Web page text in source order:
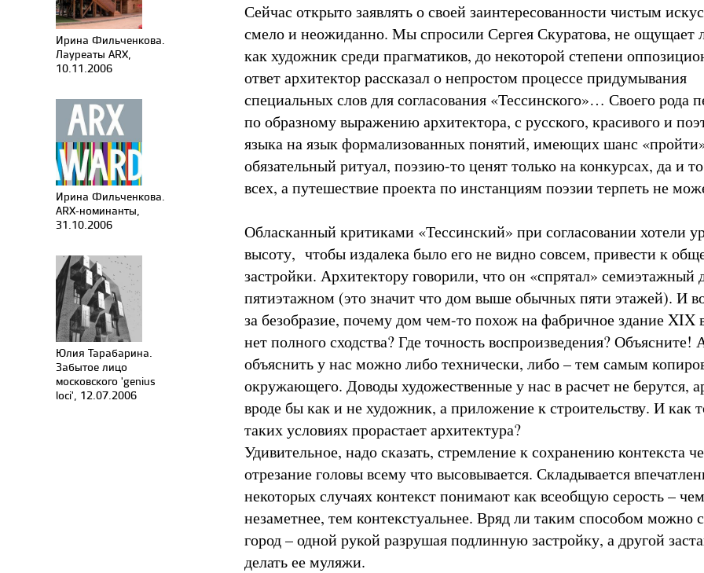
Ирина Фильченкова.
Лауреаты ARX,
10.11.2006
Ирина Фильченкова.
ARX-номинанты,
31.10.2006
Юлия Тарабарина.
Забытое лицо
московского 'genius
loci', 12.07.2006
Сейчас открыто заявлять о своей заинтересованности чистым
смело и неожиданно. Мы спросили Сергея Скуратова, не ощущает
как художник среди прагматиков, до некоторой степени
ответ архитектор рассказал о непростом процессе придумывания
специальных слов для согласования «Тессинского»… Своего рода
по образному выражению архитектора, с русского, красивого и
языка на язык формализованных понятий, имеющих шанс
обязательный ритуал, поэзию-то ценят только на конкурсах, да и
всех, а путешествие проекта по инстанциям поэзии терпеть не
Обласканный критиками «Тессинский» при согласовании хотели
высоту, чтобы издалека было его не видно совсем, привести к
застройки. Архитектору говорили, что он «спрятал» семиэтажный
пятиэтажном (это значит что дом выше обычных пяти этажей). И
за безобразие, почему дом чем-то похож на фабричное здание XIX
нет полного сходства? Где точность воспроизведения? Объясните!
объяснить у нас можно либо технически, либо – тем самым
окружающего. Доводы художественные у нас в расчет не берутся,
вроде бы как и не художник, а приложение к строительству. И как
таких условиях прорастает архитектура?
Удивительное, надо сказать, стремление к сохранению контекста
отрезание головы всему что высовывается. Складывается
некоторых случаях контекст понимают как всеобщую серость – чем
незаметнее, тем контекстуальнее. Вряд ли таким способом можно
город – одной рукой разрушая подлинную застройку, а другой
делать ее муляжи.